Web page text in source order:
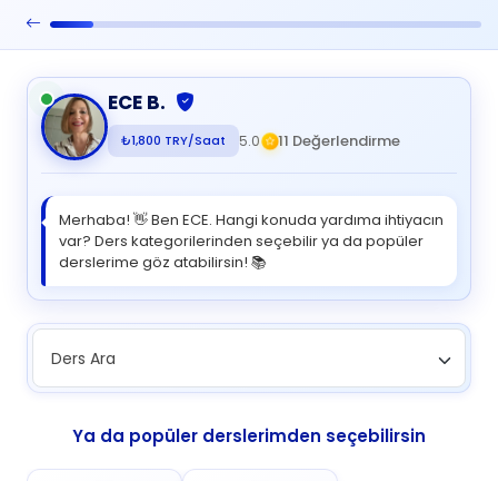
ECE B.
₺1,800 TRY/Saat 5.0 11 Değerlendirme
Merhaba! 👋 Ben ECE. Hangi konuda yardıma ihtiyacın
var? Ders kategorilerinden seçebilir ya da popüler
derslerime göz atabilirsin! 📚
Ders Ara
Ya da popüler derslerimden seçebilirsin